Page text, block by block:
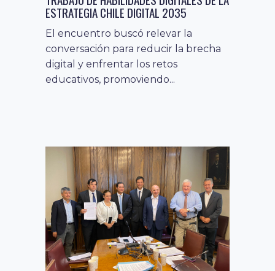
ESTRATEGIA CHILE DIGITAL 2035
El encuentro buscó relevar la
conversación para reducir la brecha
digital y enfrentar los retos
educativos, promoviendo...